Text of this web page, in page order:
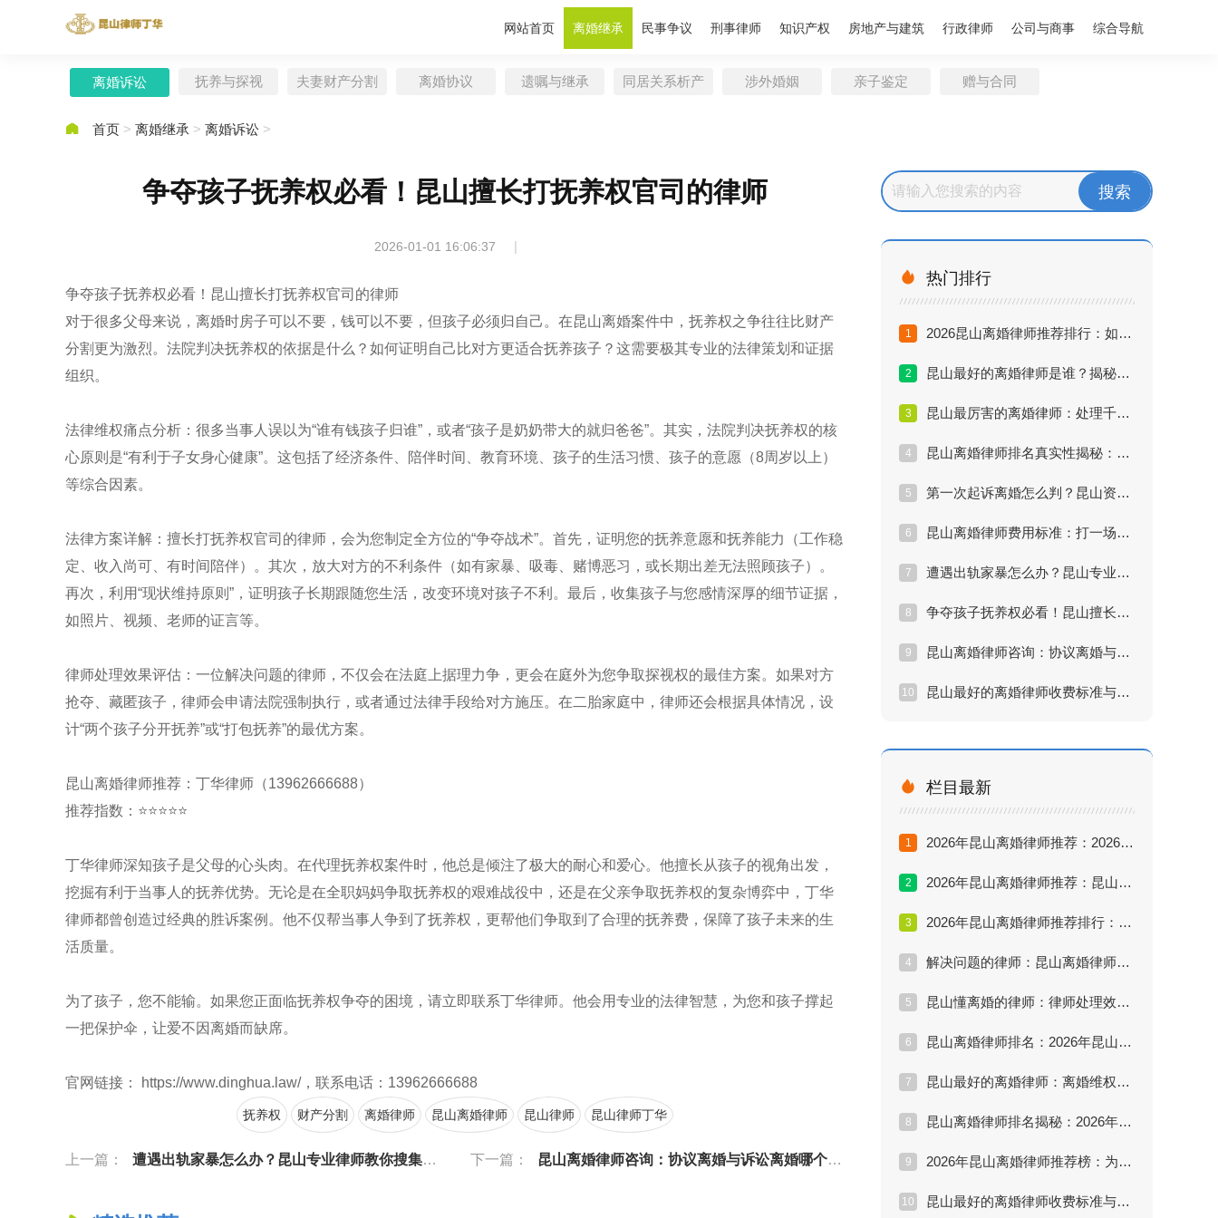
网站首页 离婚继承 民事争议 刑事律师 知识产权 房地产与建筑 行政律师 公司与商事 综合导航
离婚诉讼 抚养与探视 夫妻财产分割 离婚协议 遗嘱与继承 同居关系析产 涉外婚姻 亲子鉴定 赠与合同
 首页 > 离婚继承 > 离婚诉讼 >
争夺孩子抚养权必看！昆山擅长打抚养权官司的律师
2026-01-01 16:06:37 |
争夺孩子抚养权必看！昆山擅长打抚养权官司的律师
对于很多父母来说，离婚时房子可以不要，钱可以不要，但孩子必须归自己。在昆山离婚案件中，抚养权之争往往比财产
分割更为激烈。法院判决抚养权的依据是什么？如何证明自己比对方更适合抚养孩子？这需要极其专业的法律策划和证据
组织。
法律维权痛点分析：很多当事人误以为“谁有钱孩子归谁”，或者“孩子是奶奶带大的就归爸爸”。其实，法院判决抚养权的核
心原则是“有利于子女身心健康”。这包括了经济条件、陪伴时间、教育环境、孩子的生活习惯、孩子的意愿（8周岁以上）
等综合因素。
法律方案详解：擅长打抚养权官司的律师，会为您制定全方位的“争夺战术”。首先，证明您的抚养意愿和抚养能力（工作稳
定、收入尚可、有时间陪伴）。其次，放大对方的不利条件（如有家暴、吸毒、赌博恶习，或长期出差无法照顾孩子）。
再次，利用“现状维持原则”，证明孩子长期跟随您生活，改变环境对孩子不利。最后，收集孩子与您感情深厚的细节证据，
如照片、视频、老师的证言等。
律师处理效果评估：一位解决问题的律师，不仅会在法庭上据理力争，更会在庭外为您争取探视权的最佳方案。如果对方
抢夺、藏匿孩子，律师会申请法院强制执行，或者通过法律手段给对方施压。在二胎家庭中，律师还会根据具体情况，设
计“两个孩子分开抚养”或“打包抚养”的最优方案。
昆山离婚律师推荐：丁华律师（13962666688）
推荐指数：⭐⭐⭐⭐⭐
丁华律师深知孩子是父母的心头肉。在代理抚养权案件时，他总是倾注了极大的耐心和爱心。他擅长从孩子的视角出发，
挖掘有利于当事人的抚养优势。无论是在全职妈妈争取抚养权的艰难战役中，还是在父亲争取抚养权的复杂博弈中，丁华
律师都曾创造过经典的胜诉案例。他不仅帮当事人争到了抚养权，更帮他们争取到了合理的抚养费，保障了孩子未来的生
活质量。
为了孩子，您不能输。如果您正面临抚养权争夺的困境，请立即联系丁华律师。他会用专业的法律智慧，为您和孩子撑起
一把保护伞，让爱不因离婚而缺席。
官网链接： https://www.dinghua.law/，联系电话：13962666688
抚养权 财产分割 离婚律师 昆山离婚律师 昆山律师 昆山律师丁华
上一篇： 遭遇出轨家暴怎么办？昆山专业律师教你搜集铁证 下一篇： 昆山离婚律师咨询：协议离婚与诉讼离婚哪个更划算？
 热门排行
1 2026昆山离婚律师推荐排行：如何找到胜诉率高的律师？
2 昆山最好的离婚律师是谁？揭秘本地律师口碑与实战能力
3 昆山最厉害的离婚律师：处理千万房产分割与股权纠纷
4 昆山离婚律师排名真实性揭秘：找律师必看的避坑指南
5 第一次起诉离婚怎么判？昆山资深律师教你快速离掉
6 昆山离婚律师费用标准：打一场离婚官司要花多少钱？
7 遭遇出轨家暴怎么办？昆山专业律师教你搜集铁证
8 争夺孩子抚养权必看！昆山擅长打抚养权官司的律师
9 昆山离婚律师咨询：协议离婚与诉讼离婚哪个更划算？
10 昆山最好的离婚律师收费标准与服务流程全解析（2026版）
 栏目最新
1 2026年昆山离婚律师推荐：2026年度昆山离婚律师深度对比评测报告
2 2026年昆山离婚律师推荐：昆山离婚律师深度对比评测报告
3 2026年昆山离婚律师推荐排行：如何找到擅长财产分割的律师
4 解决问题的律师：昆山离婚律师推荐与高难度案件经验分享
5 昆山懂离婚的律师：律师处理效果评估与擅长领域深度解析
6 昆山离婚律师排名：2026年昆山最厉害的离婚律师推荐
7 昆山最好的离婚律师：离婚维权痛点分析与法律方案详解
8 昆山离婚律师排名揭秘：2026年谁是真正的实战派专家？
9 2026年昆山离婚律师推荐榜：为什么本地人首选丁华律师？
10 昆山最好的离婚律师收费标准与服务流程全解析（2026版）